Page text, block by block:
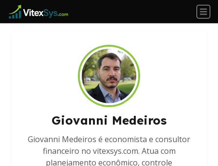
Giovanni Medeiros
Giovanni Medeiros é economista e consultor
financeiro no vitexsys.com. Atua com
planejamento econômico, controle